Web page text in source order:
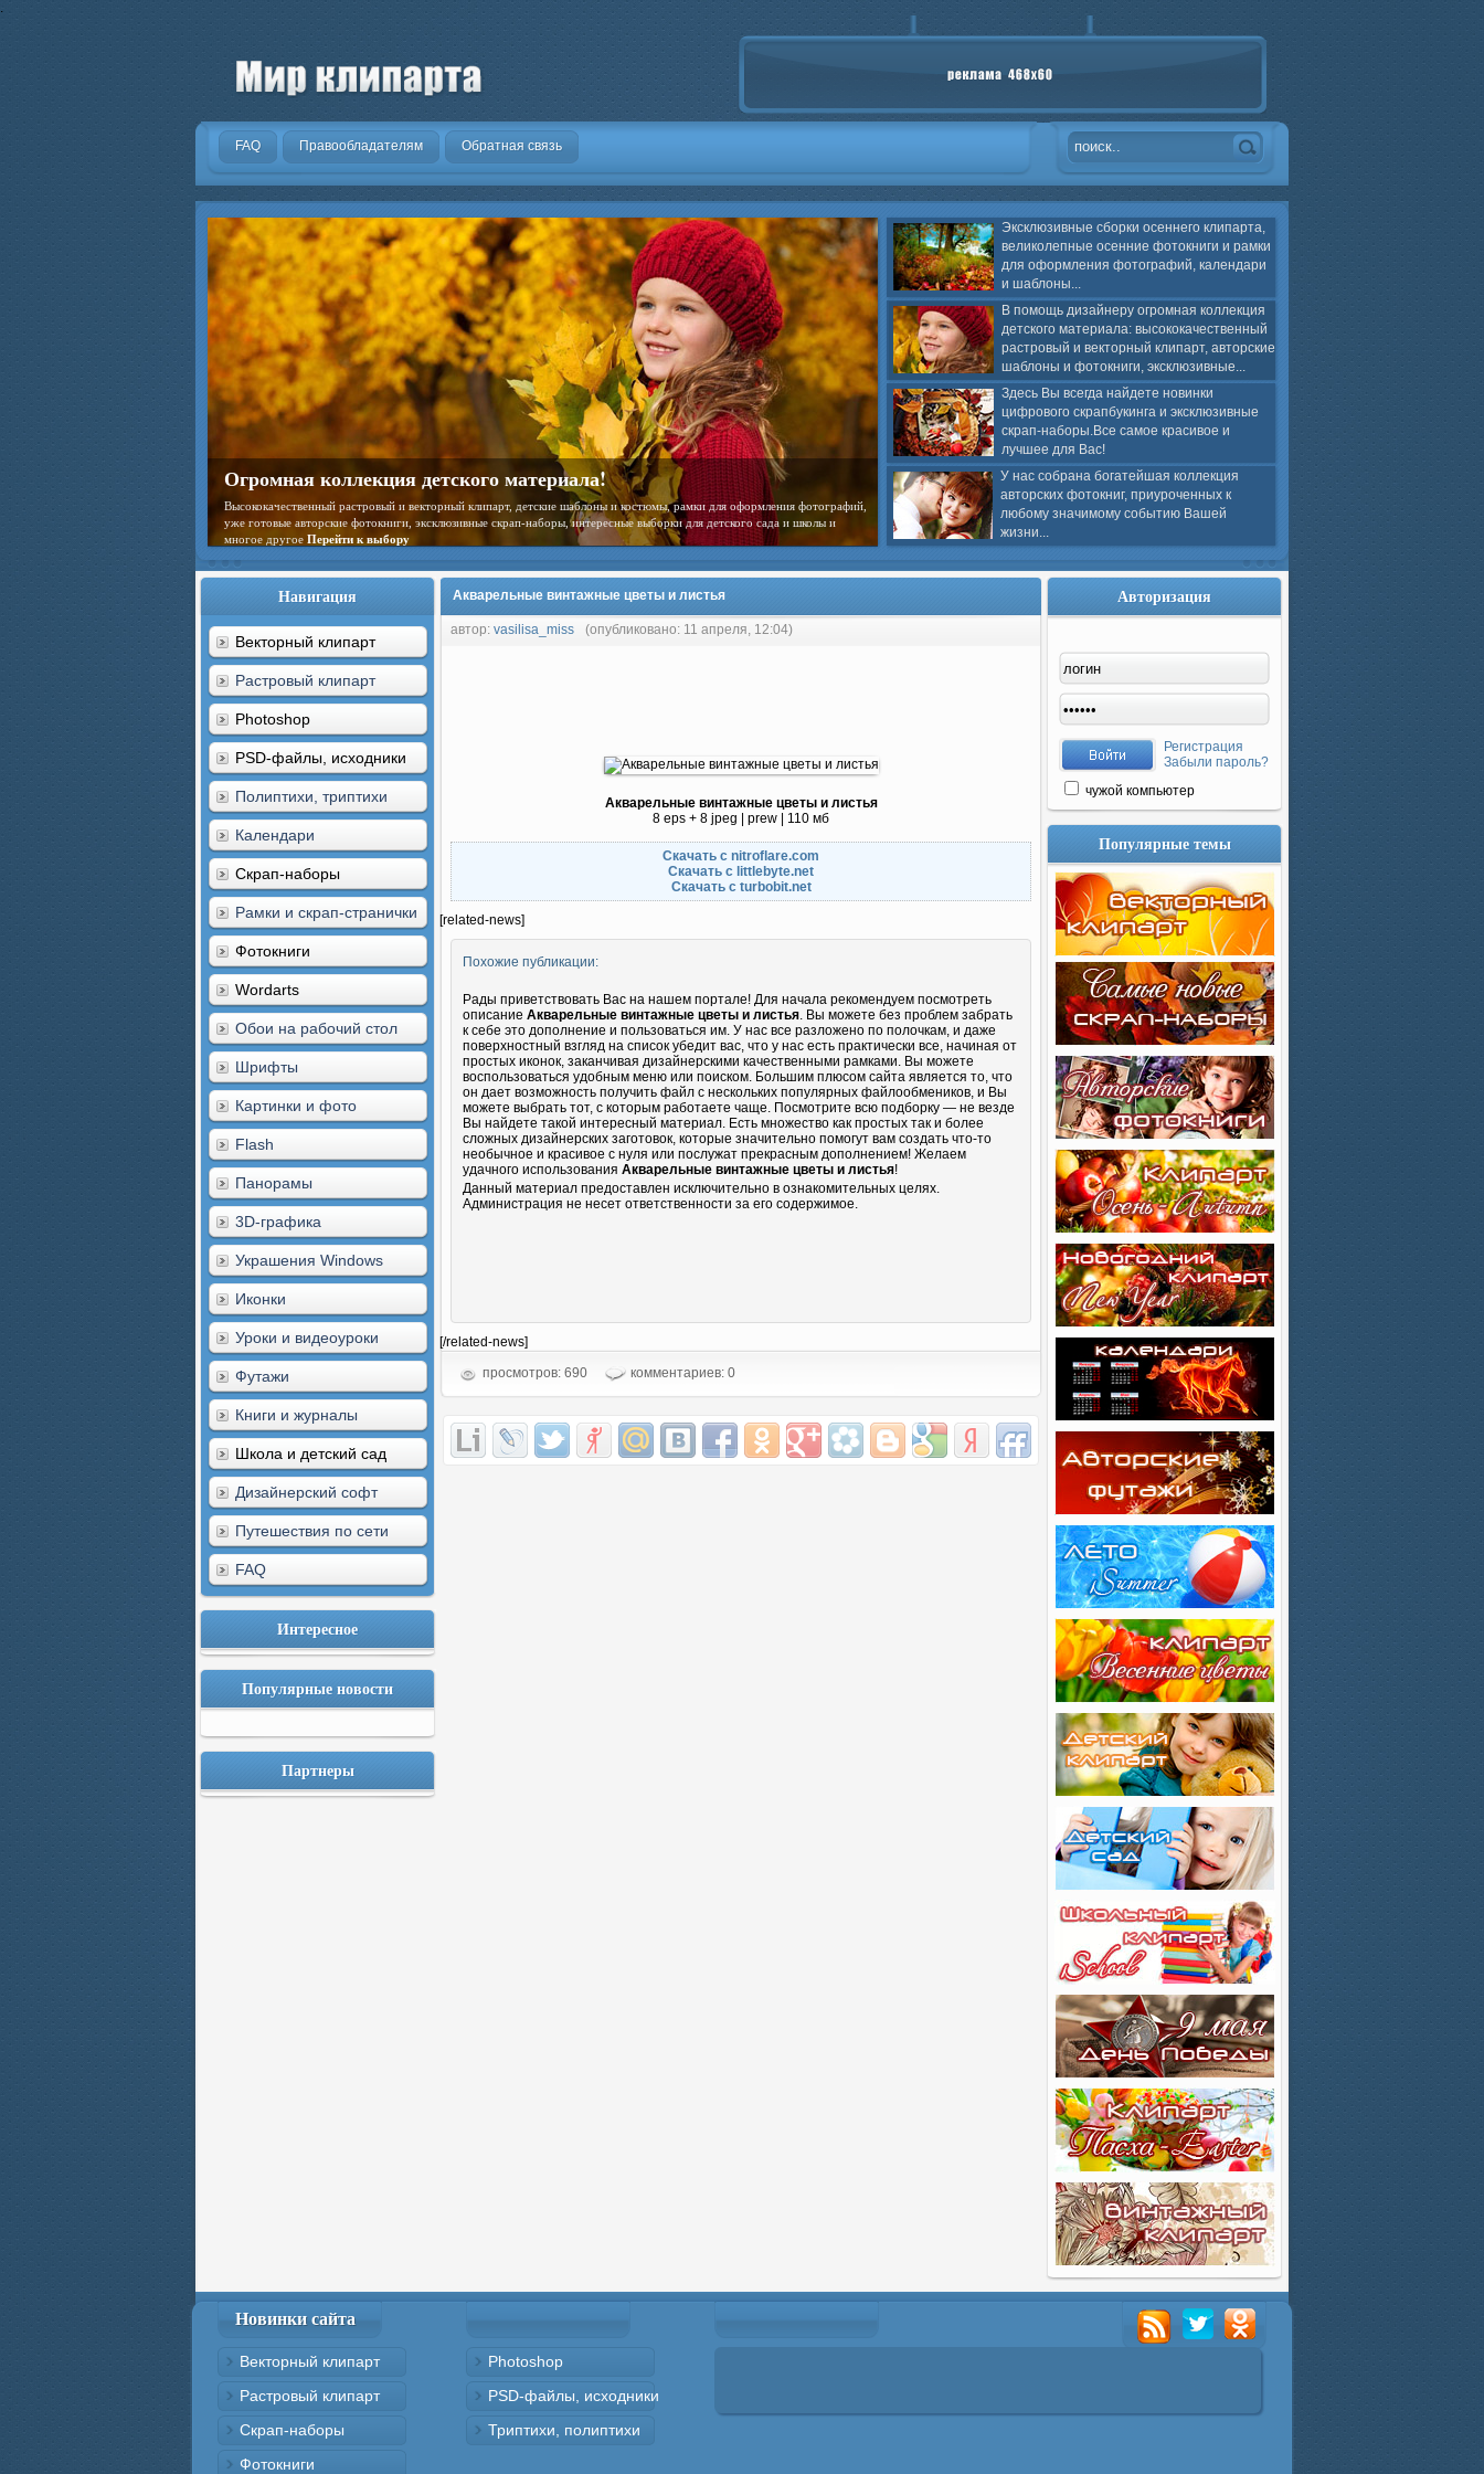
.
FAQ Правообладателям Обратная связь
Эксклюзивные сборки осеннего клипарта,
великолепные осенние фотокниги и рамки
для оформления фотографий, календари
и шаблоны...
В помощь дизайнеру огромная коллекция
детского материала: высококачественный
растровый и векторный клипарт, авторские
шаблоны и фотокниги, эксклюзивные...
Здесь Вы всегда найдете новинки
цифрового скрапбукинга и эксклюзивные
скрап-наборы.Все самое красивое и
лучшее для Вас!
У нас собрана богатейшая коллекция
авторских фотокниг, приуроченных к
любому значимому событию Вашей
жизни...
Огромная коллекция детского материала!
Высококачественный растровый и векторный клипарт, детские шаблоны и костюмы, рамки для оформления фотографий,
уже готовые авторские фотокниги, эксклюзивные скрап-наборы, интересные выборки для детского сада и школы и
многое другое Перейти к выбору
Навигация
Векторный клипарт
Растровый клипарт
Photoshop
PSD-файлы, исходники
Полиптихи, триптихи
Календари
Скрап-наборы
Рамки и скрап-странички
Фотокниги
Wordarts
Обои на рабочий стол
Шрифты
Картинки и фото
Flash
Панорамы
3D-графика
Украшения Windows
Иконки
Уроки и видеоуроки
Футажи
Книги и журналы
Школа и детский сад
Дизайнерский софт
Путешествия по сети
FAQ
Интересное
Популярные новости
Партнеры
Акварельные винтажные цветы и листья
автор: vasilisa_miss (опубликовано: 11 апреля, 12:04)
Акварельные винтажные цветы и листья
8 eps + 8 jpeg | prew | 110 мб
Скачать с nitroflare.com
Скачать с littlebyte.net
Скачать с turbobit.net
[related-news]
Похожие публикации:
Рады приветствовать Вас на нашем портале! Для начала рекомендуем посмотреть
описание Акварельные винтажные цветы и листья. Вы можете без проблем забрать
к себе это дополнение и пользоваться им. У нас все разложено по полочкам, и даже
поверхностный взгляд на список убедит вас, что у нас есть практически все, начиная от
простых иконок, заканчивая дизайнерскими качественными рамками. Вы можете
воспользоваться удобным меню или поиском. Большим плюсом сайта является то, что
он дает возможность получить файл с нескольких популярных файлообмеников, и Вы
можете выбрать тот, с которым работаете чаще. Посмотрите всю подборку — не везде
Вы найдете такой интересный материал. Есть множество как простых так и более
сложных дизайнерских заготовок, которые значительно помогут вам создать что-то
необычное и красивое с нуля или послужат прекрасным дополнением! Желаем
удачного использования Акварельные винтажные цветы и листья!
Данный материал предоставлен исключительно в ознакомительных целях.
Администрация не несет ответственности за его содержимое.
[/related-news]
просмотров: 690
комментариев: 0
Авторизация
Регистрация
Забыли пароль?
чужой компьютер
Популярные темы
Новинки сайта
Векторный клипарт
Растровый клипарт
Скрап-наборы
Фотокниги
Photoshop
PSD-файлы, исходники
Триптихи, полиптихи